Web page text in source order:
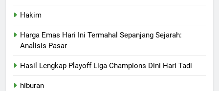
Hakim
Harga Emas Hari Ini Termahal Sepanjang Sejarah:
Analisis Pasar
Hasil Lengkap Playoff Liga Champions Dini Hari Tadi
hiburan